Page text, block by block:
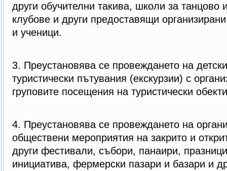
други обучителни такива, школи за танцово
клубове и други предоставящи
и ученици.
3. Преустановява се провеждането на
туристически пътувания (екскурзии) с
груповите посещения на туристически
4. Преустановява се провеждането на
обществени мероприятия на закрито и
други фестивали, събори, панаири,
инициатива, фермерски пазари и базари и